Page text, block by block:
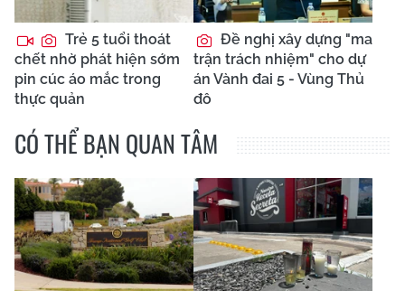
Trẻ 5 tuổi thoát
chết nhờ phát hiện sớm
pin cúc áo mắc trong
thực quản
Đề nghị xây dựng "ma
trận trách nhiệm" cho dự
án Vành đai 5 - Vùng Thủ
đô
CÓ THỂ BẠN QUAN TÂM